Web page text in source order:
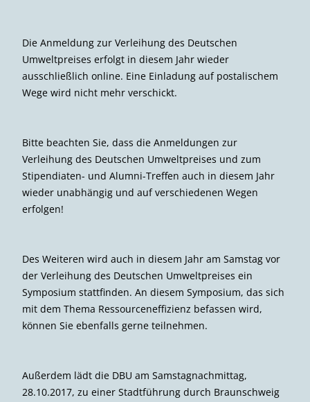
Die Anmeldung zur Verleihung des Deutschen
Umweltpreises erfolgt in diesem Jahr wieder
ausschließlich online. Eine Einladung auf postalischem
Wege wird nicht mehr verschickt.
Bitte beachten Sie, dass die Anmeldungen zur
Verleihung des Deutschen Umweltpreises und zum
Stipendiaten- und Alumni-Treffen auch in diesem Jahr
wieder unabhängig und auf verschiedenen Wegen
erfolgen!
Des Weiteren wird auch in diesem Jahr am Samstag vor
der Verleihung des Deutschen Umweltpreises ein
Symposium stattfinden. An diesem Symposium, das sich
mit dem Thema Ressourceneffizienz befassen wird,
können Sie ebenfalls gerne teilnehmen.
Außerdem lädt die DBU am Samstagnachmittag,
28.10.2017, zu einer Stadtführung durch Braunschweig